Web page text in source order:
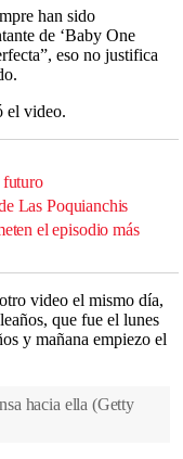
han sido
de ‘Baby One
eso no justifica
el video.
futuro
Las Poquianchis
el episodio más
video el mismo día,
que fue el lunes
y mañana empiezo el
hacia ella (Getty